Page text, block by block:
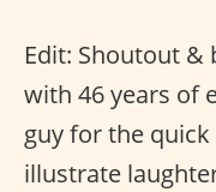
Edit: Shoutout &
with 46 years of
guy for the
illustrate